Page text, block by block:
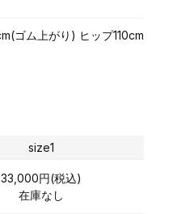
ゴム上がり) ヒップ110cm
size1
33,000円(税込)
在庫なし